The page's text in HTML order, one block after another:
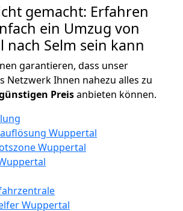
gemacht: Erfahren
ein Umzug von
nach Selm sein kann
garantieren, dass unser
Netzwerk Ihnen nahezu alles zu
Preisanbieten können.
Wuppertal
Wuppertal
Wuppertal